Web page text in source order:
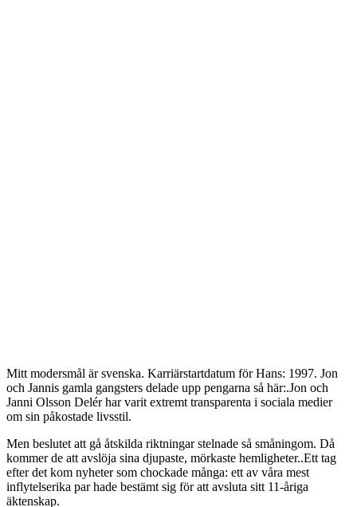
Mitt modersmål är svenska. Karriärstartdatum för Hans: 1997. Jon
och Jannis gamla gangsters delade upp pengarna så här:.Jon och
Janni Olsson Delér har varit extremt transparenta i sociala medier
om sin påkostade livsstil.
Men beslutet att gå åtskilda riktningar stelnade så småningom. Då
kommer de att avslöja sina djupaste, mörkaste hemligheter..Ett tag
efter det kom nyheter som chockade många: ett av våra mest
inflytelserika par hade bestämt sig för att avsluta sitt 11-åriga
äktenskap.